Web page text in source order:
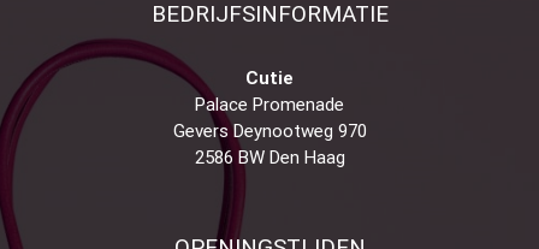
BEDRIJFSINFORMATIE
Cutie
Palace Promenade
Gevers Deynootweg 970
2586 BW Den Haag